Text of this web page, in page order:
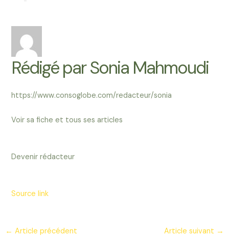
Rédigé parSonia Mahmoudi
https://www.consoglobe.com/redacteur/sonia
Voir sa fiche et tous ses articles
Devenir rédacteur
Source link
← Article précédent Article suivant →